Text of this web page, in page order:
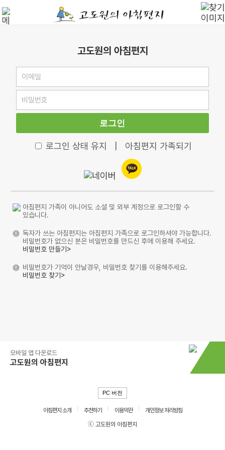
고도원의 아침편지
로그인
로그인 상태 유지 아침편지 가족되기
아침편지 가족이 아니어도 소셜 및 외부 계정으로 로그인할 수
있습니다.
독자가 쓰는 아침편지는 아침편지 가족으로 로그인하셔야 가능합니다.
비밀번호가 없으신 분은 비밀번호를 만드신 후에 이용해 주세요.
비밀번호 만들기>
비밀번호가 기억이 안날경우, 비밀번호 찾기를 이용해주세요.
비밀번호 찾기>
모바일 앱 다운로드
고도원의 아침편지
PC 버전
아침편지 소개 추천하기 이용약관
개인정보 처리방침
ⓒ 고도원의 아침편지